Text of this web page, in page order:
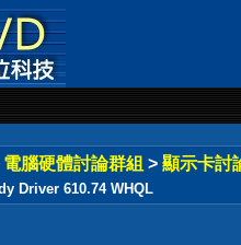
電腦硬體討論群組 > 顯示卡討
Driver 610.74 WHQL